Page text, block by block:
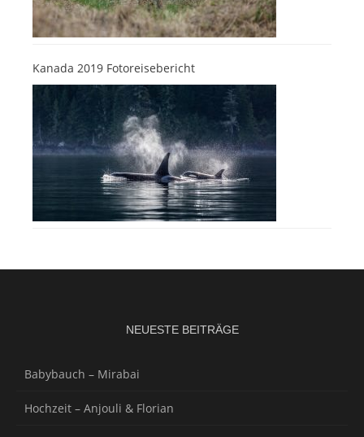
Kanada 2019 Fotoreisebericht
NEUESTE BEITRÄGE
Babybauch – Mirabai
Hochzeit – Anjouli & Florian